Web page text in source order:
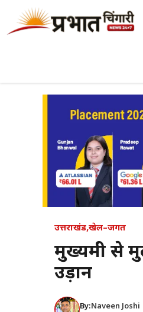
उत्तराखंड,खेल–जगत
मुख्यमंत्री
उड़ान
By:Naveen Joshi